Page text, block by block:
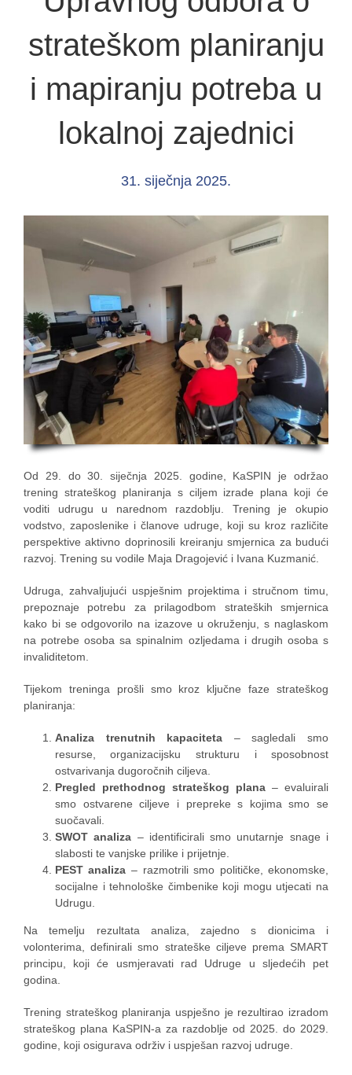
strateškom planiranju
i mapiranju potreba u
lokalnoj zajednici
31. siječnja 2025.
Od 29. do 30. siječnja 2025. godine, KaSPIN je održao
trening strateškog planiranja s ciljem izrade plana koji će
voditi udrugu u narednom razdoblju. Trening je okupio
vodstvo, zaposlenike i članove udruge, koji su kroz različite
perspektive aktivno doprinosili kreiranju smjernica za budući
razvoj. Trening su vodile Maja Dragojević i Ivana Kuzmanić.
Udruga, zahvaljujući uspješnim projektima i stručnom timu,
prepoznaje potrebu za prilagodbom strateških smjernica
kako bi se odgovorilo na izazove u okruženju, s naglaskom
na potrebe osoba sa spinalnim ozljedama i drugih osoba s
invaliditetom.
Tijekom treninga prošli smo kroz ključne faze strateškog
planiranja:
Analiza trenutnih kapaciteta – sagledali smo
resurse, organizacijsku strukturu i sposobnost
ostvarivanja dugoročnih ciljeva.
Pregled prethodnog strateškog plana – evaluirali
smo ostvarene ciljeve i prepreke s kojima smo se
suočavali.
SWOT analiza – identificirali smo unutarnje snage i
slabosti te vanjske prilike i prijetnje.
PEST analiza – razmotrili smo političke, ekonomske,
socijalne i tehnološke čimbenike koji mogu utjecati na
Udrugu.
Na temelju rezultata analiza, zajedno s dionicima i
volonterima, definirali smo strateške ciljeve prema SMART
principu, koji će usmjeravati rad Udruge u sljedećih pet
godina.
Trening strateškog planiranja uspješno je rezultirao izradom
strateškog plana KaSPIN-a za razdoblje od 2025. do 2029.
godine, koji osigurava održiv i uspješan razvoj udruge.